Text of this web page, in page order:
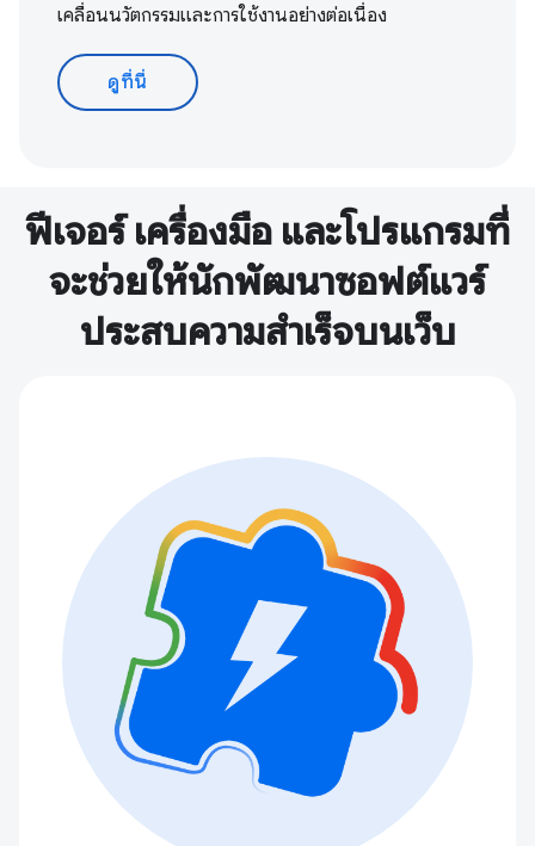
เคลื่อนนวัตกรรมและการใช้งานอย่างต่อเนื่อง
ดูที่นี่
ฟีเจอร์ เครื่องมือ และโปรแกรมที่
จะช่วยให้นักพัฒนาซอฟต์แวร์
ประสบความสำเร็จบนเว็บ